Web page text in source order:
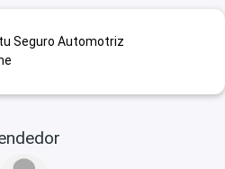
Seguro Automotriz